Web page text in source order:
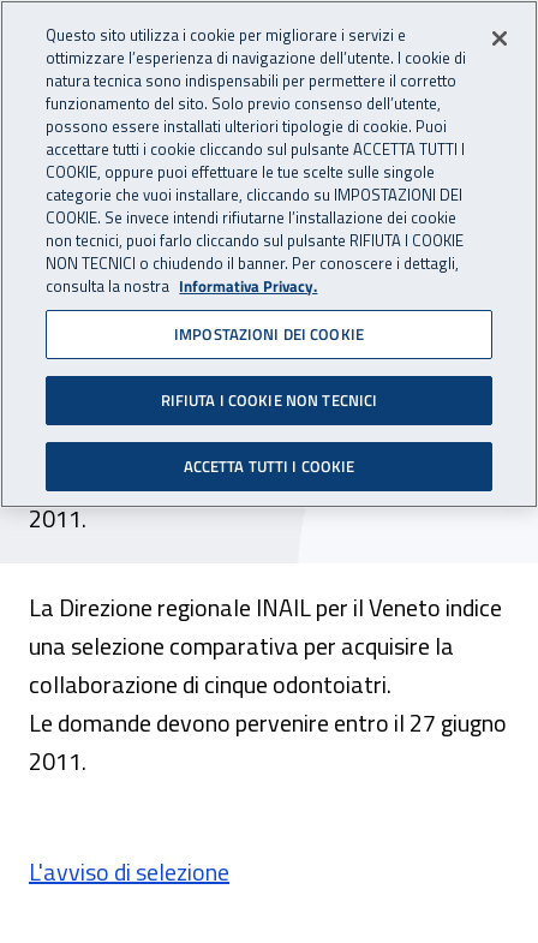
INAIL - Istituto Nazionale
Apri cerca
Navigazione principale
Navigazione - Ti trovi in:
Home Inail comunica Avvisi
Selezione comparativa
cinque odontoiatri
La Direzione regionale INAIL per il Veneto indice
una selezione comparativa per acquisire la
collaborazione di cinque odontoiatri. Le
domande devono pervenire entro il 27 giugno
2011.
La Direzione regionale INAIL per il Veneto indice
una selezione comparativa per acquisire la
collaborazione di cinque odontoiatri.
Le domande devono pervenire entro il 27 giugno
2011.
L'avviso di selezione
Questo sito utilizza i cookie per migliorare i servizi e
ottimizzare l’esperienza di navigazione dell’utente. I cookie di
natura tecnica sono indispensabili per permettere il corretto
funzionamento del sito. Solo previo consenso dell’utente,
possono essere installati ulteriori tipologie di cookie. Puoi
accettare tutti i cookie cliccando sul pulsante ACCETTA TUTTI I
COOKIE, oppure puoi effettuare le tue scelte sulle singole
categorie che vuoi installare, cliccando su IMPOSTAZIONI DEI
COOKIE. Se invece intendi rifiutarne l’installazione dei cookie
non tecnici, puoi farlo cliccando sul pulsante RIFIUTA I COOKIE
NON TECNICI o chiudendo il banner. Per conoscere i dettagli,
consulta la nostra Informativa Privacy.
IMPOSTAZIONI DEI COOKIE
RIFIUTA I COOKIE NON TECNICI
ACCETTA TUTTI I COOKIE